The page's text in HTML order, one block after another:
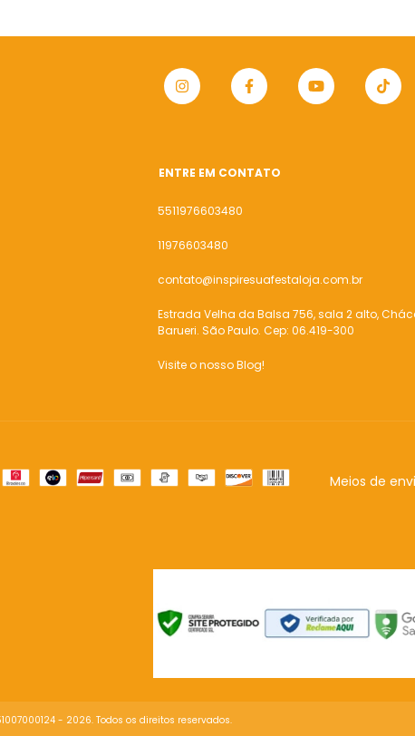
ENTRE EM CONTATO
5511976603480
11976603480
contato@inspiresuafestaloja.com.br
Estrada Velha da Balsa 756, sala 2 alto,
Barueri. São Paulo. Cep: 06.419-300
Visite o nosso Blog!
Meios de
- 2026. Todos os direitos reservados.